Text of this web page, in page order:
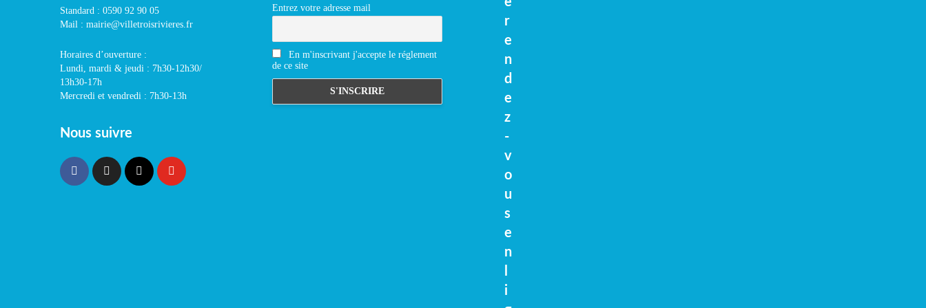
Standard : 0590 92 90 05
Mail : mairie@villetroisrivieres.fr
Horaires d’ouverture :
Lundi, mardi & jeudi : 7h30-12h30/
13h30-17h
Mercredi et vendredi : 7h30-13h
Nous suivre
Entrez votre adresse mail
En m'inscrivant j'accepte le réglement
de ce site
r
e
n
d
e
z
-
v
o
u
s
e
n
i